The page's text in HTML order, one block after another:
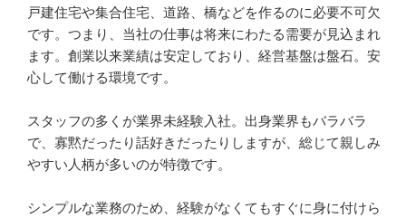
戸建住宅や集合住宅、道路、橋などを作るのに必要不可欠
です。つまり、当社の仕事は将来にわたる需要が見込まれ
ます。創業以来業績は安定しており、経営基盤は盤石。安
心して働ける環境です。
スタッフの多くが業界未経験入社。出身業界もバラバラ
で、寡黙だったり話好きだったりしますが、総じて親しみ
やすい人柄が多いのが特徴です。
シンプルな業務のため、経験がなくてもすぐに身に付けら